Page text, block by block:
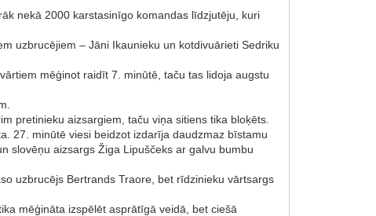
nekā 2000 karstasinīgo komandas līdzjutēju, kuri
uzbrucējiem – Jāni Ikaunieku un kotdivuārieti Sedriku
mēģinot raidīt 7. minūtē, taču tas lidoja augstu
pretinieku aizsargiem, taču viņa sitiens tika bloķēts.
27. minūtē viesi beidzot izdarīja daudzmaz bīstamu
slovēņu aizsargs Žiga Lipuščeks ar galvu bumbu
uzbrucējs Bertrands Traore, bet rīdzinieku vārtsargs
mēģināta izspēlēt asprātīgā veidā, bet ciešā